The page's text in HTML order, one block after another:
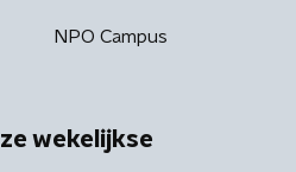
NPO Campus
wekelijkse